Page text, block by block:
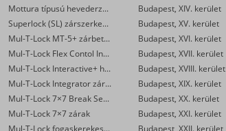
Mottura típusú hevederzárak
Superlock (SL) zárszerkezet
Mul-T-Lock MT-5+ zárbetétek
Mul-T-Lock Flex Contol Interactive+ zárbetétek
Mul-T-Lock Interactive+ hengerzár-betétek
Mul-T-Lock Integrator zárbetétek
Mul-T-Lock 7×7 Break Secure hengerzárbetétek
Mul-T-Lock 7×7 zárak
Mul-T-Lock fogaskerekes zárbetétek
Budapest, XIV. kerület
Budapest, XV. kerület
Budapest, XVI. kerület
Budapest, XVII. kerület
Budapest, XVIII. kerület
Budapest, XIX. kerület
Budapest, XX. kerület
Budapest, XXI. kerület
Budapest, XXII. kerület